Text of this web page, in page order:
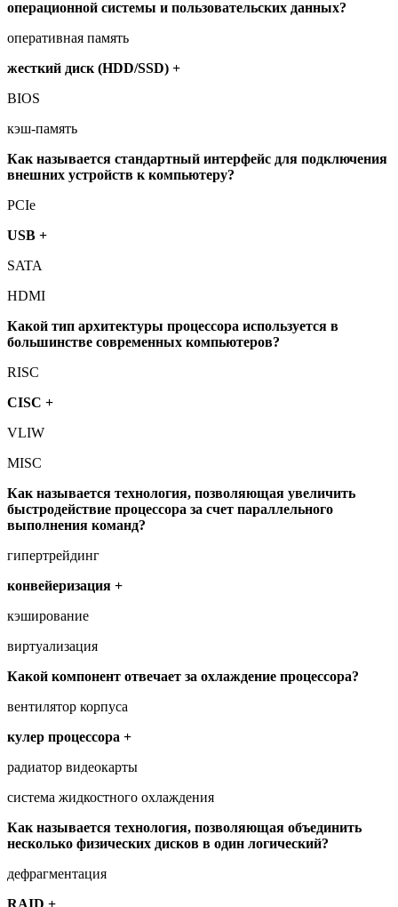
операционной системы и пользовательских данных?
оперативная память
жесткий диск (HDD/SSD) +
BIOS
кэш-память
Как называется стандартный интерфейс для подключения
внешних устройств к компьютеру?
PCIe
USB +
SATA
HDMI
Какой тип архитектуры процессора используется в
большинстве современных компьютеров?
RISC
CISC +
VLIW
MISC
Как называется технология, позволяющая увеличить
быстродействие процессора за счет параллельного
выполнения команд?
гипертрейдинг
конвейеризация +
кэширование
виртуализация
Какой компонент отвечает за охлаждение процессора?
вентилятор корпуса
кулер процессора +
радиатор видеокарты
система жидкостного охлаждения
Как называется технология, позволяющая объединить
несколько физических дисков в один логический?
дефрагментация
RAID +